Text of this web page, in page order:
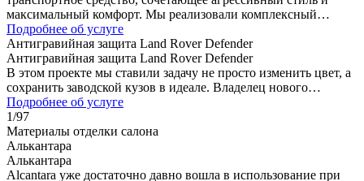
максимальный комфорт. Мы реализовали комплексный
проект, который затрагивает каждую деталь. Список работ:…
Подробнее об услуге
Антигравийная защита Land Rover Defender
Антигравийная защита Land Rover Defender
В этом проекте мы ставили задачу не просто изменить цвет, а
сохранить заводской кузов в идеале. Владелец нового
Defender выбрал приоритет №1 — защиту при…
Подробнее об услуге
1/97
Материалы отделки салона
Алькантара
Алькантара
Alcantara уже достаточно давно вошла в использование при